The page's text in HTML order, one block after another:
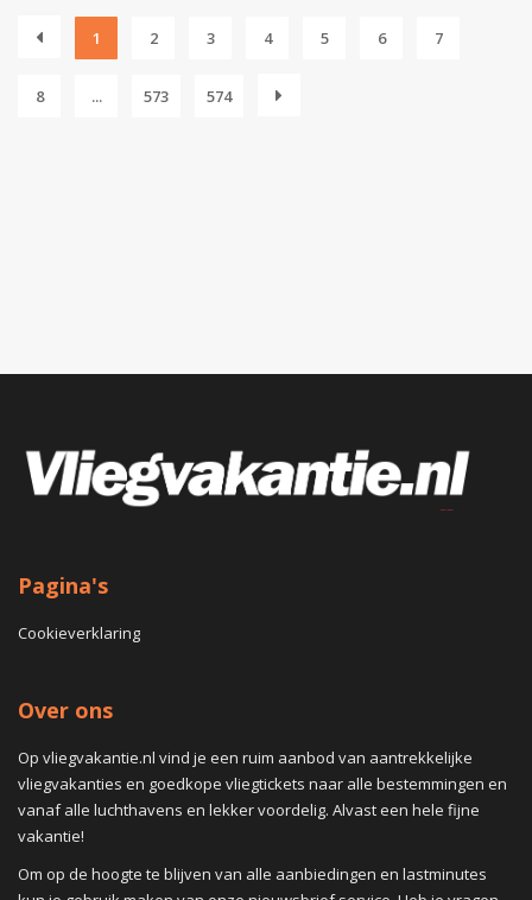
1 2 3 4 5 6 7
8 ... 573 574
Pagina's
Cookieverklaring
Over ons
Op vliegvakantie.nl vind je een ruim aanbod van aantrekkelijke
vliegvakanties en goedkope vliegtickets naar alle bestemmingen en
vanaf alle luchthavens en lekker voordelig. Alvast een hele fijne
vakantie!
Om op de hoogte te blijven van alle aanbiedingen en lastminutes